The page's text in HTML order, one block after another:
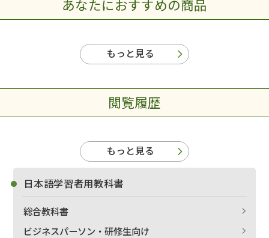
あなたにおすすめの商品
もっと見る
閲覧履歴
もっと見る
日本語学習者用教科書
総合教科書
ビジネスパーソン・研修生向け